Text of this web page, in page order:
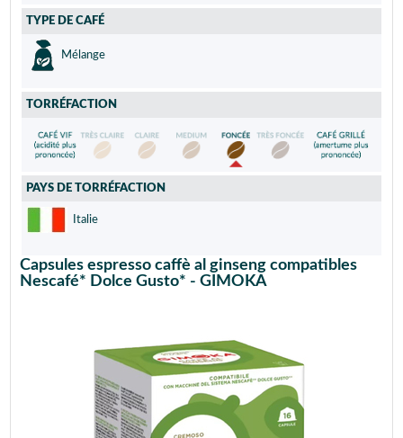
TYPE DE CAFÉ
Mélange
TORRÉFACTION
PAYS DE TORRÉFACTION
Italie
Capsules espresso caffè al ginseng compatibles
Nescafé* Dolce Gusto* - GIMOKA